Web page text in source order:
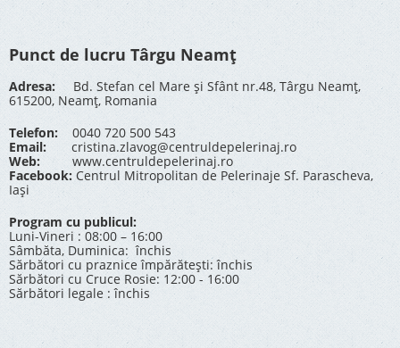
Punct de lucru Târgu Neamț
Adresa: Bd. Stefan cel Mare și Sfânt nr.48, Târgu Neamț,
615200, Neamț, Romania
Telefon: 0040 720 500 543
Email:
cristina.zlavog@centruldepelerinaj.ro
Web:
www.centruldepelerinaj.ro
Facebook: Centrul Mitropolitan de Pelerinaje Sf. Parascheva,
Iași
Program cu publicul:
Luni-Vineri : 08:00 – 16:00
Sâmbăta, Duminica: închis
Sărbători cu praznice împărătești: închis
Sărbători cu Cruce Rosie: 12:00 - 16:00
Sărbători legale : închis